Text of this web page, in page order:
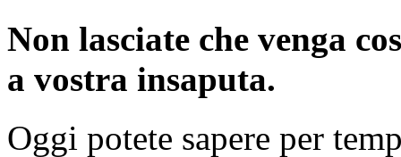
Non lasciate che venga
a vostra insaputa.
Oggi potete sapere per